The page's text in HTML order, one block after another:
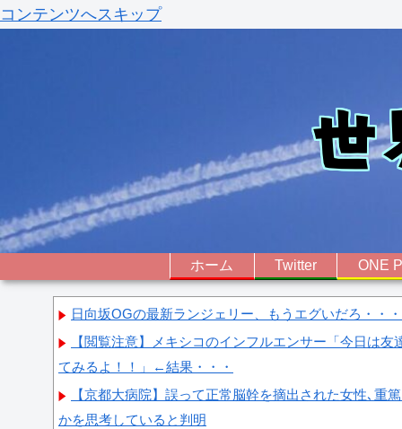
コンテンツへスキップ
ホーム Twitter ONE
日向坂OGの最新ランジェリー、もうエグいだろ・・
【閲覧注意】メキシコのインフルエンサー「今日は
てみるよ！！」←結果・・・
【京都大病院】誤って正常脳幹を摘出された女性､重
かを思考していると判明